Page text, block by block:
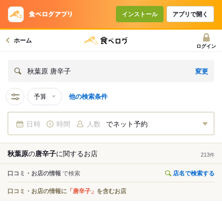
インストール アプリで開く
ホーム
ログイン
秋葉原 唐辛子 変更
予算 他の検索条件
日時 時間 人数 でネット予約
秋葉原の唐辛子に関するお店 213件
口コミ・お店の情報 で検索 店名で検索する
口コミ・お店の情報に 「唐辛子」 を含むお店